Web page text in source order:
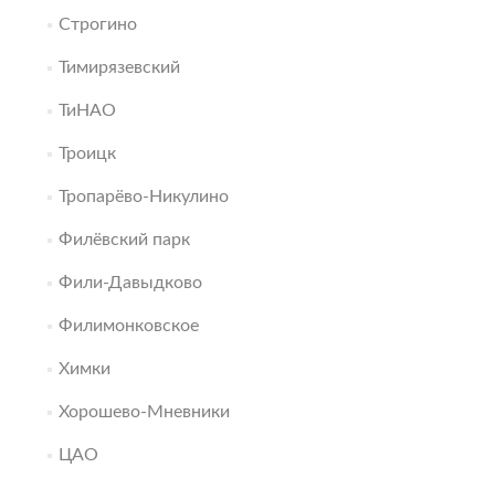
Строгино
Тимирязевский
ТиНАО
Троицк
Тропарёво-Никулино
Филёвский парк
Фили-Давыдково
Филимонковское
Химки
Хорошево-Мневники
ЦАО